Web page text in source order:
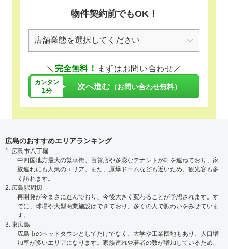
物件契約前でもOK！
＼ 完全無料！ まずはお問い合わせ／
カンタン
1分 次へ進む （お問い合わせ無料）
広島のおすすめエリアランキング
1. 広島市八丁堀
中四国地方最大の繁華街。百貨店や多彩なテナントが軒を連ねており、家
族連れにも人気のエリア。また、原爆ドームなども近いため、観光客も多
く訪れます。
2. 広島駅周辺
再開発が今まさに進んでおり、今後大きく変わることが予想されます。す
でに、球場や大型商業施設はできており、多くの人で賑わいをみせていま
す。
3. 東広島
広島市のベッドタウンとしてだけでなく、大学や工業団地もあり、人口増
加率が多いエリアになります。家族連れや若者の数が増加しているため、